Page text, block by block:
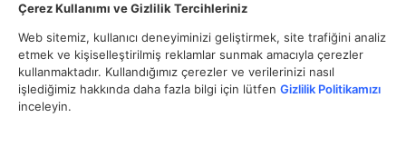
Çerez Kullanımı ve Gizlilik Tercihleriniz
Web sitemiz, kullanıcı deneyiminizi geliştirmek, site trafiğini analiz
etmek ve kişiselleştirilmiş reklamlar sunmak amacıyla çerezler
kullanmaktadır. Kullandığımız çerezler ve verilerinizi nasıl
işlediğimiz hakkında daha fazla bilgi için lütfen Gizlilik Politikamızı
inceleyin.